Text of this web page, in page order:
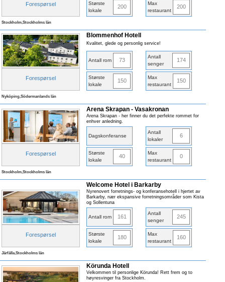
Forespørsel
Største
lokale
200
Max
restaurant
200
Stockholm,Stockholms län
Forespørsel
Blommenhof Hotell
Kvalitet, glede og personlig service!
Antall rom 73
Antall
senger
174
Største
lokale
150
Max
restaurant
150
Nyköping,Södermanlands län
Forespørsel
Arena Skrapan - Vasakronan
Arena Skrapan - her finner du det perfekte rommet for
enhver anledning.
Dagskonferanse
Antall
lokaler
6
Største
lokale
40
Max
restaurant
0
Stockholm,Stockholms län
Forespørsel
Welcome Hotel i Barkarby
Nyrenovert forretnings- og konferansehotell i hjertet av
Barkarby, nær ekspansive forretningsområder som Kista
og Sollentuna
Antall rom 161
Antall
senger
245
Største
lokale
180
Max
restaurant
160
Järfälla,Stockholms län
Körunda Hotell
Velkommen til personlige Körunda! Rett frem og to
høyresvinger fra Stockholm.